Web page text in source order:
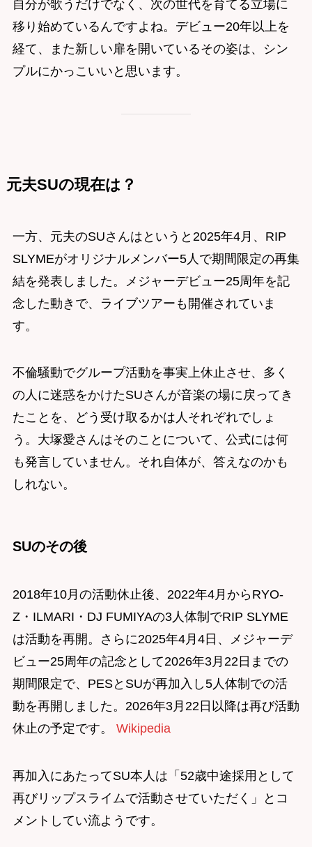
自分が歌うだけでなく、次の世代を育てる立場に
移り始めているんですよね。デビュー20年以上を
経て、また新しい扉を開いているその姿は、シン
プルにかっこいいと思います。
元夫SUの現在は？
一方、元夫のSUさんはというと2025年4月、RIP
SLYMEがオリジナルメンバー5人で期間限定の再集
結を発表しました。メジャーデビュー25周年を記
念した動きで、ライブツアーも開催されていま
す。
不倫騒動でグループ活動を事実上休止させ、多く
の人に迷惑をかけたSUさんが音楽の場に戻ってき
たことを、どう受け取るかは人それぞれでしょ
う。大塚愛さんはそのことについて、公式には何
も発言していません。それ自体が、答えなのかも
しれない。
SUのその後
2018年10月の活動休止後、2022年4月からRYO-
Z・ILMARI・DJ FUMIYAの3人体制でRIP SLYME
は活動を再開。さらに2025年4月4日、メジャーデ
ビュー25周年の記念として2026年3月22日までの
期間限定で、PESとSUが再加入し5人体制での活
動を再開しました。2026年3月22日以降は再び活動
休止の予定です。 Wikipedia
再加入にあたってSU本人は「52歳中途採用として
再びリップスライムで活動させていただく」とコ
メントしてい流ようです。